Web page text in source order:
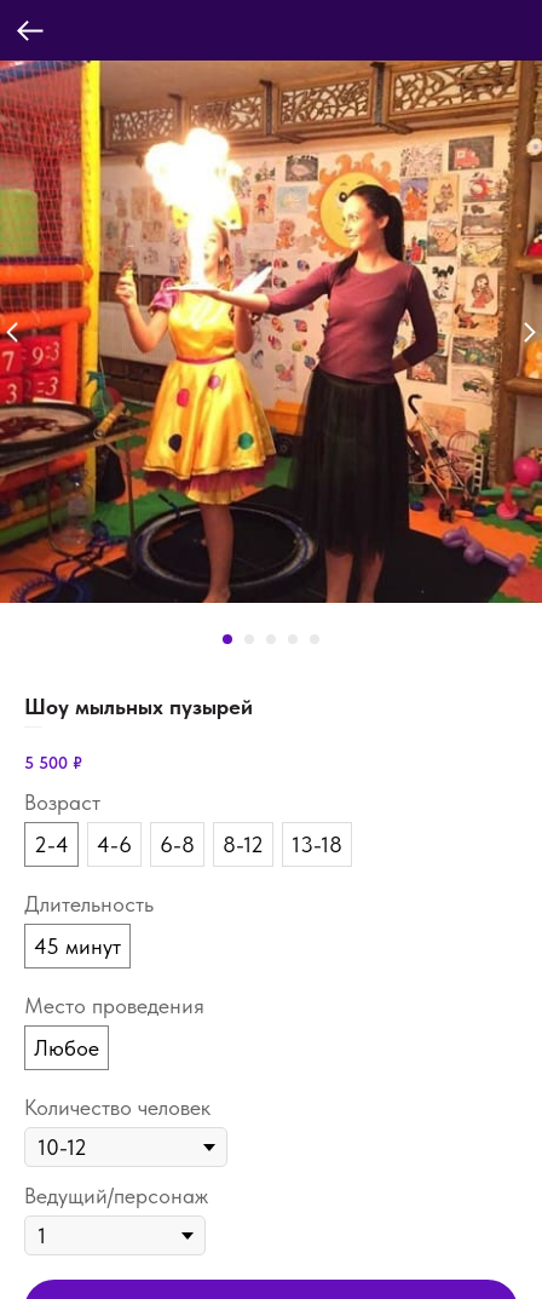
Шоу мыльных пузырей
5 500 ₽
Возраст
2-4
4-6 6-8 8-12 13-18
Длительность
45 минут
Место проведения
Любое
Количество человек
Ведущий/персонаж